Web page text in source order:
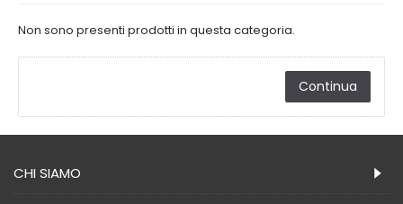
Non sono presenti prodotti in questa categoria.
Continua
CHI SIAMO